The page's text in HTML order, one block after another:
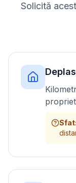
Solicită
Sfat: